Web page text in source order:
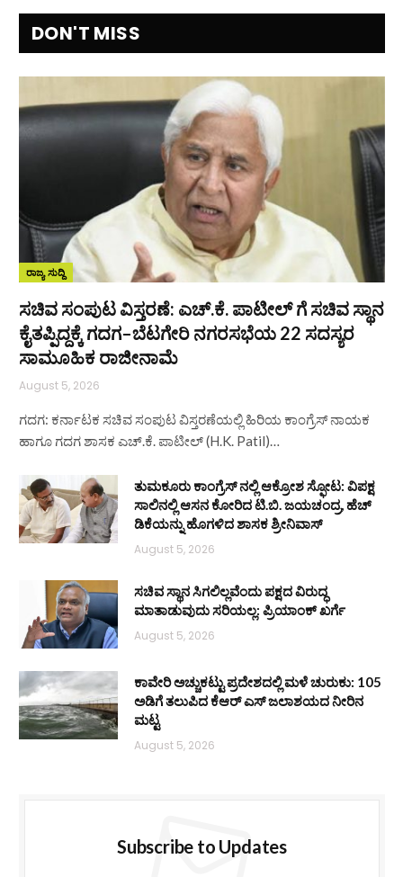
DON'T MISS
ರಾಜ್ಯ ಸುದ್ದಿ
ಸಚಿವ ಸಂಪುಟ ವಿಸ್ತರಣೆ: ಎಚ್.ಕೆ. ಪಾಟೀಲ್ ಗೆ ಸಚಿವ ಸ್ಥಾನ
ಕೈತಪ್ಪಿದ್ದಕ್ಕೆ ಗದಗ–ಬೆಟಗೇರಿ ನಗರಸಭೆಯ 22 ಸದಸ್ಯರ
ಸಾಮೂಹಿಕ ರಾಜೀನಾಮೆ
August 5, 2026
ಗದಗ: ಕರ್ನಾಟಕ ಸಚಿವ ಸಂಪುಟ ವಿಸ್ತರಣೆಯಲ್ಲಿ ಹಿರಿಯ ಕಾಂಗ್ರೆಸ್ ನಾಯಕ
ಹಾಗೂ ಗದಗ ಶಾಸಕ ಎಚ್.ಕೆ. ಪಾಟೀಲ್ (H.K. Patil)…
ತುಮಕೂರು ಕಾಂಗ್ರೆಸ್ ನಲ್ಲಿ ಆಕ್ರೋಶ ಸ್ಫೋಟ: ವಿಪಕ್ಷ
ಸಾಲಿನಲ್ಲಿ ಆಸನ ಕೋರಿದ ಟಿ.ಬಿ. ಜಯಚಂದ್ರ, ಹೆಚ್
ಡಿಕೆಯನ್ನು ಹೊಗಳಿದ ಶಾಸಕ ಶ್ರೀನಿವಾಸ್
August 5, 2026
ಸಚಿವ ಸ್ಥಾನ ಸಿಗಲಿಲ್ಲವೆಂದು ಪಕ್ಷದ ವಿರುದ್ಧ
ಮಾತಾಡುವುದು ಸರಿಯಲ್ಲ: ಪ್ರಿಯಾಂಕ್ ಖರ್ಗೆ
August 5, 2026
ಕಾವೇರಿ ಅಚ್ಚುಕಟ್ಟು ಪ್ರದೇಶದಲ್ಲಿ ಮಳೆ ಚುರುಕು: 105
ಅಡಿಗೆ ತಲುಪಿದ ಕೆಆರ್ ಎಸ್ ಜಲಾಶಯದ ನೀರಿನ
ಮಟ್ಟ
August 5, 2026
Subscribe to Updates